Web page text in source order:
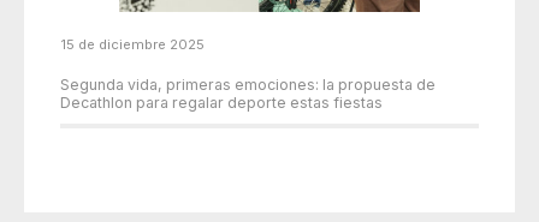
15 de diciembre 2025
Segunda vida, primeras emociones: la propuesta de
Decathlon para regalar deporte estas fiestas